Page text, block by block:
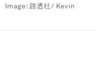
Image: 路透社/ Kevin